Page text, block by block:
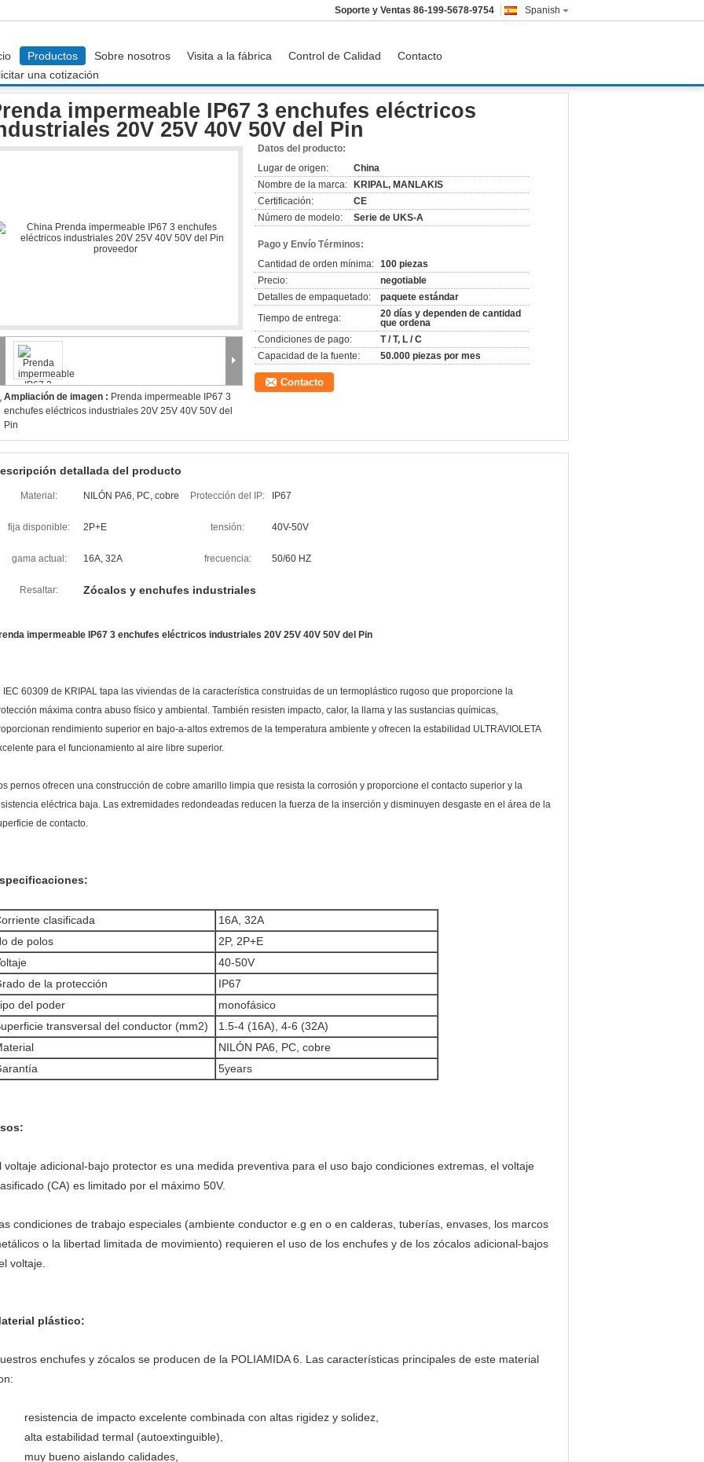
Spanish
Soporte y Ventas 86-199-5678-9754
Productos Sobre nosotros Visita a la fábrica Control de Calidad
Contacto
una cotización
impermeable IP67 3 enchufes eléctricos industriales 20V 25V 40V 50V del Pin
impermeable IP67 3 enchufes eléctricos
20V 25V 40V 50V del Pin
Ampliación de imagen : Prenda impermeable IP67 3
enchufes eléctricos industriales 20V 25V 40V 50V del
Pin
Datos del producto:
Lugar de origen:
China
Nombre de la marca:
KRIPAL, MANLAKIS
Certificación:
CE
Número de modelo:
Serie de UKS-A
Pago y Envío Términos:
Cantidad de orden mínima: 100 piezas
Precio:
negotiable
Detalles de empaquetado:
paquete estándar
Tiempo de entrega:
20 días y dependen de cantidad
que ordena
Condiciones de pago:
T / T, L / C
Capacidad de la fuente:
50.000 piezas por mes
Contacto
detallada del producto
Material: NILÓN PA6, PC, cobre Protección del IP: IP67
fija disponible: 2P+E tensión: 40V-50V
gama actual: 16A, 32A frecuencia: 50/60 HZ
Resaltar: Zócalos y enchufes industriales
impermeable IP67 3 enchufes eléctricos industriales 20V 25V 40V 50V del Pin
IEC 60309 de KRIPAL tapa las viviendas de la característica construidas de un termoplástico rugoso que proporcione la
máxima contra abuso físico y ambiental. También resisten impacto, calor, la llama y las sustancias químicas,
rendimiento superior en bajo-a-altos extremos de la temperatura ambiente y ofrecen la estabilidad ULTRAVIOLETA
para el funcionamiento al aire libre superior.
pernos ofrecen una construcción de cobre amarillo limpia que resista la corrosión y proporcione el contacto superior y la
eléctrica baja. Las extremidades redondeadas reducen la fuerza de la inserción y disminuyen desgaste en el área de la
de contacto.
clasificada
16A, 32A
de polos
2P, 2P+E
40-50V
de la protección
IP67
del poder
monofásico
transversal del conductor (mm2)
1.5-4 (16A), 4-6 (32A)
NILÓN PA6, PC, cobre
5years
voltaje adicional-bajo protector es una medida preventiva para el uso bajo condiciones extremas, el voltaje
(CA) es limitado por el máximo 50V.
condiciones de trabajo especiales (ambiente conductor e.g en o en calderas, tuberías, envases, los marcos
o la libertad limitada de movimiento) requieren el uso de los enchufes y de los zócalos adicional-bajos
voltaje.
plástico:
enchufes y zócalos se producen de la POLIAMIDA 6. Las características principales de este material
resistencia de impacto excelente combinada con altas rigidez y solidez,
alta estabilidad termal (autoextinguible),
muy bueno aislando calidades,